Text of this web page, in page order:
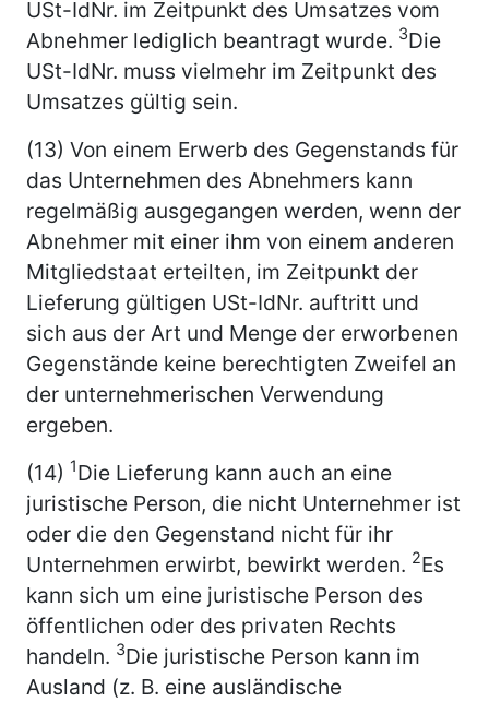
USt-IdNr. im Zeitpunkt des Umsatzes vom
Abnehmer lediglich beantragt wurde. 3Die
USt-IdNr. muss vielmehr im Zeitpunkt des
Umsatzes gültig sein.
(13) Von einem Erwerb des Gegenstands für
das Unternehmen des Abnehmers kann
regelmäßig ausgegangen werden, wenn der
Abnehmer mit einer ihm von einem anderen
Mitgliedstaat erteilten, im Zeitpunkt der
Lieferung gültigen USt-IdNr. auftritt und
sich aus der Art und Menge der erworbenen
Gegenstände keine berechtigten Zweifel an
der unternehmerischen Verwendung
ergeben.
(14) 1Die Lieferung kann auch an eine
juristische Person, die nicht Unternehmer ist
oder die den Gegenstand nicht für ihr
Unternehmen erwirbt, bewirkt werden. 2Es
kann sich um eine juristische Person des
öffentlichen oder des privaten Rechts
handeln. 3Die juristische Person kann im
Ausland (z. B. eine ausländische